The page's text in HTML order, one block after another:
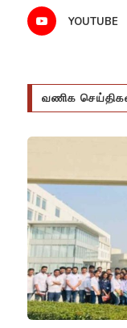
YOUTUBE
வணிக